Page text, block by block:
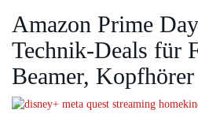
Amazon Prime
Technik-Deals für
Beamer, Kopfhörer